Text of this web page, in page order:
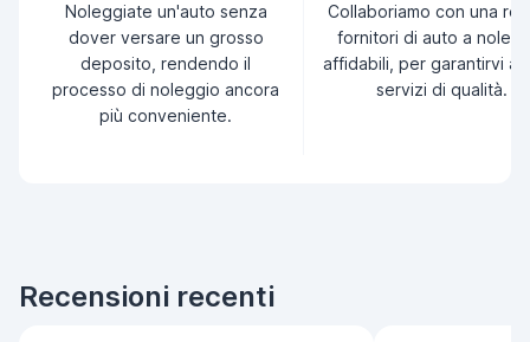
Noleggiate un'auto senza
dover versare un grosso
deposito, rendendo il
processo di noleggio ancora
più conveniente.
Collaboriamo con una
fornitori di auto a
affidabili, per garantirvi
servizi di qualità.
Recensioni recenti